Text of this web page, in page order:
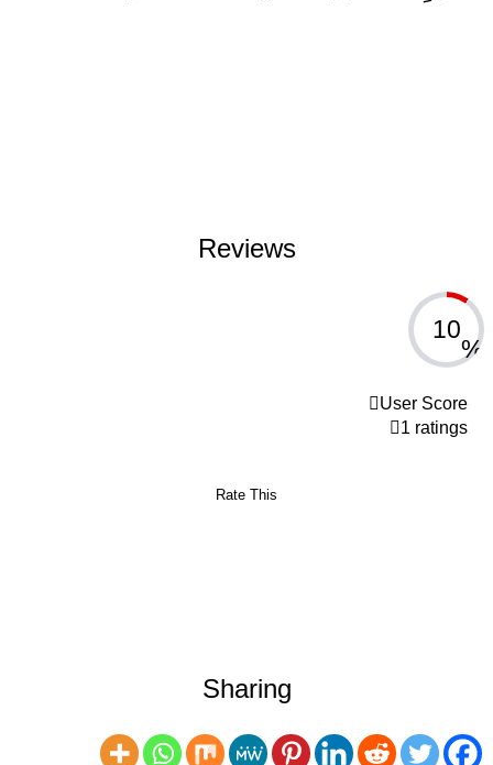
Reviews
10
%
User Score
1 ratings
Rate This
Sharing